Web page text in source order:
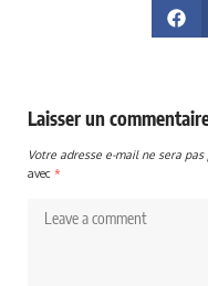
Laisser un
Votre adresse e-mail ne sera pas
avec *